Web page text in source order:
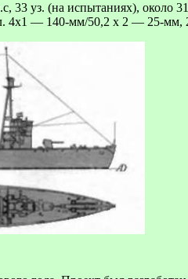
уз. (на испытаниях), около 31
4x1 — 140-мм/50,2 x 2 — 25-